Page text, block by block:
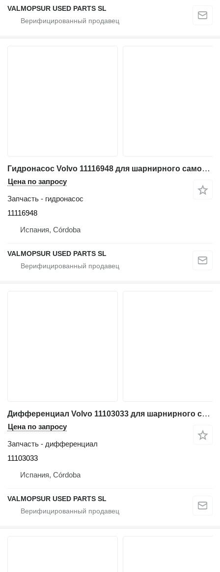
VALMOPSUR USED PARTS SL
Гидронасос Volvo 11116948 для шарнирного самосвала Volvo A35D, A40D
Цена по запросу
Запчасть - гидронасос
11116948
Испания, Córdoba
VALMOPSUR USED PARTS SL
Дифференциал Volvo 11103033 для шарнирного самосвала Volvo A25D; A25E; A30D; A30E
Цена по запросу
Запчасть - дифференциал
11103033
Испания, Córdoba
VALMOPSUR USED PARTS SL